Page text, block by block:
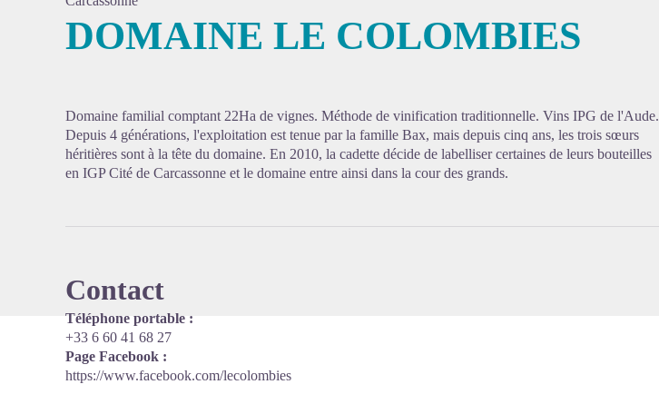
DOMAINE LE COLOMBIES
Domaine familial comptant 22Ha de vignes. Méthode de vinification traditionnelle. Vins IPG de l'Aude.
Depuis 4 générations, l'exploitation est tenue par la famille Bax, mais depuis cinq ans, les trois sœurs
héritières sont à la tête du domaine. En 2010, la cadette décide de labelliser certaines de leurs bouteilles
en IGP Cité de Carcassonne et le domaine entre ainsi dans la cour des grands.
Contact
Téléphone portable :
+33 6 60 41 68 27
Page Facebook :
https://www.facebook.com/lecolombies